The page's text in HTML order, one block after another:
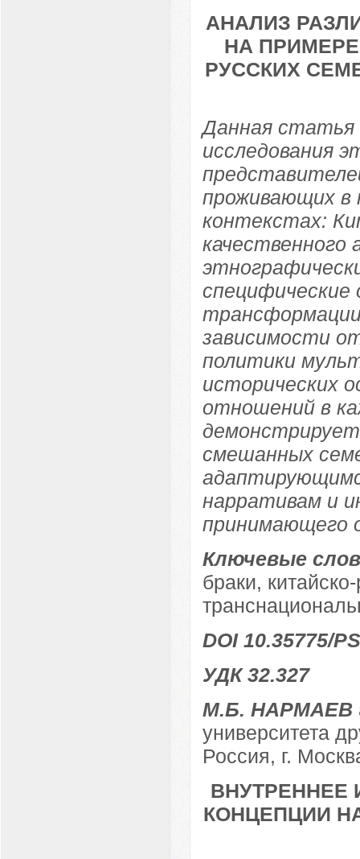
АНАЛИЗ
НА
РУССКИХ
Данная
исследования
проживающих в
контекстах:
качественного
специфические
зависимости
политики
исторических
отношений в
смешанных
нарративам и
принимающего
Ключевые
браки,
DOI 10.35775/
УДК 32.327
М.Б. НАРМАЕВ
университета
Россия, г.
ВНУТРЕННЕЕ
КОНЦЕПЦИИ